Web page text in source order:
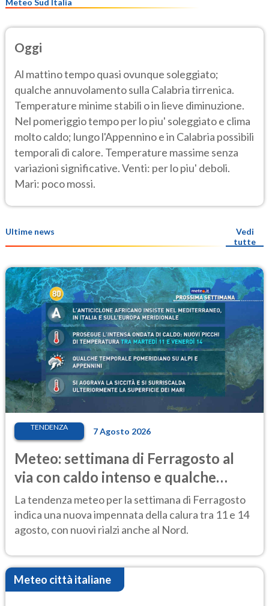
Oggi
Al mattino tempo quasi ovunque soleggiato;
qualche annuvolamento sulla Calabria tirrenica.
Temperature minime stabili o in lieve diminuzione.
Nel pomeriggio tempo per lo piu' soleggiato e clima
molto caldo; lungo l'Appennino e in Calabria possibili
temporali di calore. Temperature massime senza
variazioni significative. Venti: per lo piu' deboli.
Mari: poco mossi.
Ultime news
Vedi
tutte
TENDENZA 7 Agosto 2026
Meteo: settimana di Ferragosto al
via con caldo intenso e qualche
temporale
La tendenza meteo per la settimana di Ferragosto
indica una nuova impennata della calura tra 11 e 14
agosto, con nuovi rialzi anche al Nord.
Meteo città italiane